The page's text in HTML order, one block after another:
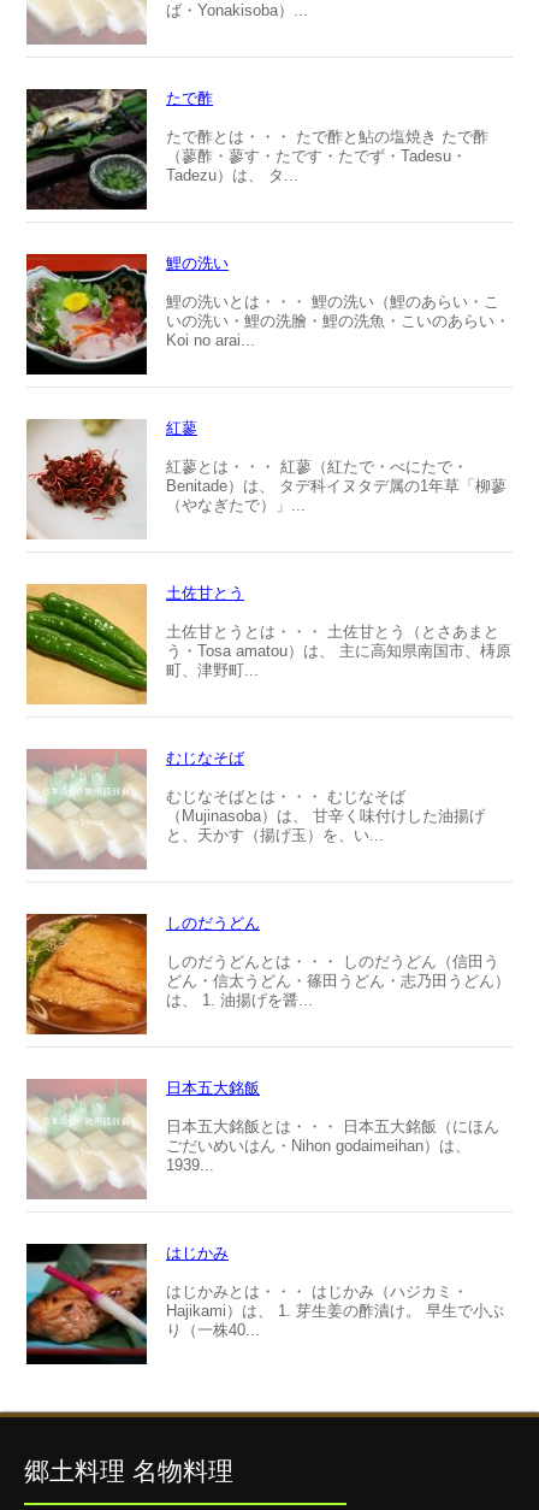
ば・Yonakisoba）...
たで酢
たで酢とは・・・ たで酢と鮎の塩焼き たで酢
（蓼酢・蓼す・たです・たでず・Tadesu・
Tadezu）は、 タ...
鯉の洗い
鯉の洗いとは・・・ 鯉の洗い（鯉のあらい・こ
いの洗い・鯉の洗膾・鯉の洗魚・こいのあらい・
Koi no arai...
紅蓼
紅蓼とは・・・ 紅蓼（紅たで・べにたで・
Benitade）は、 タデ科イヌタデ属の1年草「柳蓼
（やなぎたで）」...
土佐甘とう
土佐甘とうとは・・・ 土佐甘とう（とさあまと
う・Tosa amatou）は、 主に高知県南国市、梼原
町、津野町...
むじなそば
むじなそばとは・・・ むじなそば
（Mujinasoba）は、 甘辛く味付けした油揚げ
と、天かす（揚げ玉）を、い...
しのだうどん
しのだうどんとは・・・ しのだうどん（信田う
どん・信太うどん・篠田うどん・志乃田うどん）
は、 1. 油揚げを醤...
日本五大銘飯
日本五大銘飯とは・・・ 日本五大銘飯（にほん
ごだいめいはん・Nihon godaimeihan）は、
1939...
はじかみ
はじかみとは・・・ はじかみ（ハジカミ・
Hajikami）は、 1. 芽生姜の酢漬け。 早生で小ぶ
り（一株40...
郷土料理 名物料理